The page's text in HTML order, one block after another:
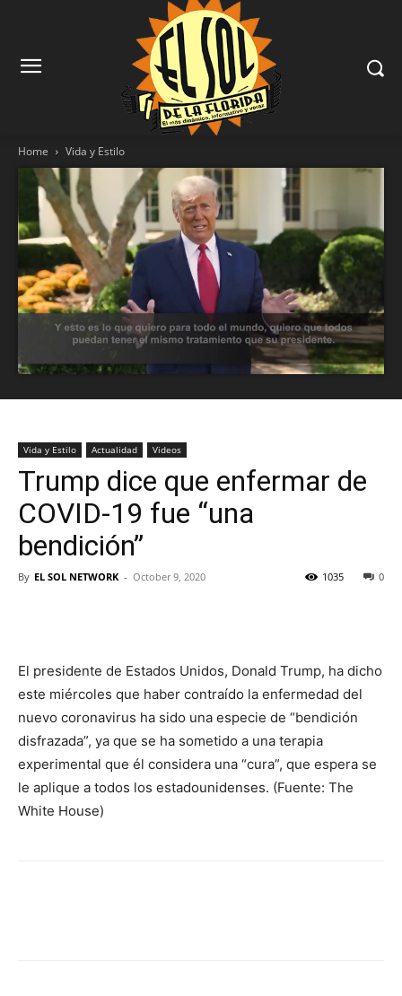
Home Vida y Estilo
Vida y Estilo Actualidad Videos
Trump dice que enfermar de
COVID-19 fue “una
bendición”
By EL SOL NETWORK - October 9, 2020 0
1035
El presidente de Estados Unidos, Donald Trump, ha dicho
este miércoles que haber contraído la enfermedad del
nuevo coronavirus ha sido una especie de “bendición
disfrazada”, ya que se ha sometido a una terapia
experimental que él considera una “cura”, que espera se
le aplique a todos los estadounidenses. (Fuente: The
White House)